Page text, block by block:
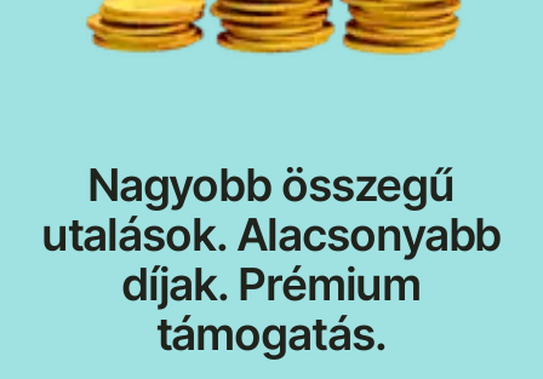
Nagyobb összegű
utalások. Alacsonyabb
díjak. Prémium
támogatás.